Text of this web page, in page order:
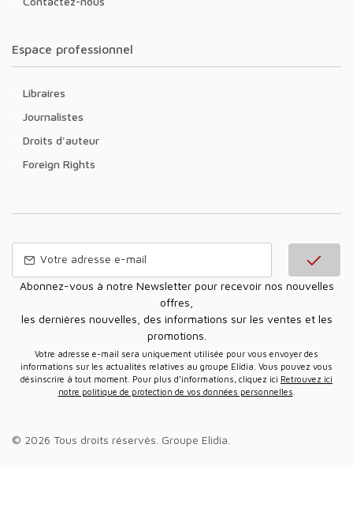
Espace professionnel
Libraires
Journalistes
Droits d'auteur
Foreign Rights
Abonnez-vous à notre Newsletter pour recevoir nos nouvelles
offres,
les dernières nouvelles, des informations sur les ventes et les
promotions.
Votre adresse e-mail sera uniquement utilisée pour vous envoyer des
informations sur les actualités relatives au groupe Elidia. Vous pouvez vous
désinscrire à tout moment. Pour plus d’informations, cliquez ici Retrouvez ici
notre politique de protection de vos données personnelles
© 2026 Tous droits réservés. Groupe Elidia